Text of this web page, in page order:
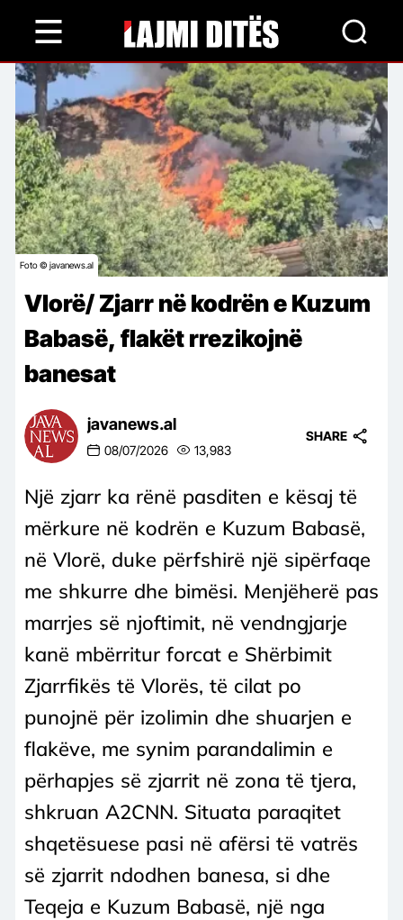
content
Foto © javanews.al
Vlorë/ Zjarr në kodrën e Kuzum
Babasë, flakët rrezikojnë
banesat
javanews.al
08/07/2026 13,983
SHARE
Një zjarr ka rënë pasditen e kësaj të
mërkure në kodrën e Kuzum Babasë,
në Vlorë, duke përfshirë një sipërfaqe
me shkurre dhe bimësi. Menjëherë pas
marrjes së njoftimit, në vendngjarje
kanë mbërritur forcat e Shërbimit
Zjarrfikës të Vlorës, të cilat po
punojnë për izolimin dhe shuarjen e
flakëve, me synim parandalimin e
përhapjes së zjarrit në zona të tjera,
shkruan A2CNN. Situata paraqitet
shqetësuese pasi në afërsi të vatrës
së zjarrit ndodhen banesa, si dhe
Teqeja e Kuzum Babasë, një nga